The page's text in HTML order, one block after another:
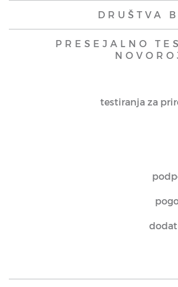
DRUŠTVA
PRESEJALNO
testiranja za